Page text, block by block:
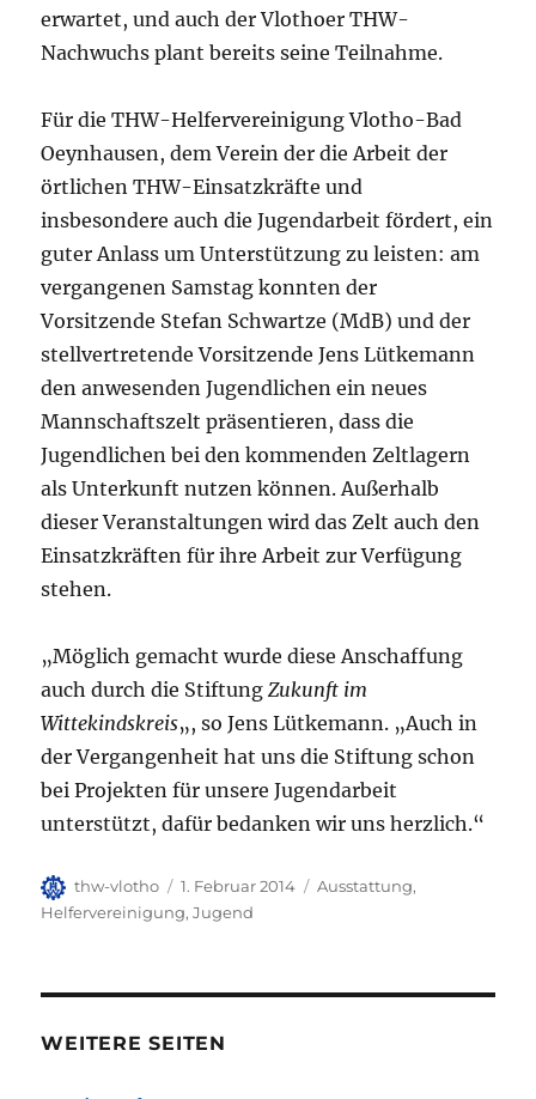
erwartet, und auch der Vlothoer THW-
Nachwuchs plant bereits seine Teilnahme.
Für die THW-Helfervereinigung Vlotho-Bad
Oeynhausen, dem Verein der die Arbeit der
örtlichen THW-Einsatzkräfte und
insbesondere auch die Jugendarbeit fördert, ein
guter Anlass um Unterstützung zu leisten: am
vergangenen Samstag konnten der
Vorsitzende Stefan Schwartze (MdB) und der
stellvertretende Vorsitzende Jens Lütkemann
den anwesenden Jugendlichen ein neues
Mannschaftszelt präsentieren, dass die
Jugendlichen bei den kommenden Zeltlagern
als Unterkunft nutzen können. Außerhalb
dieser Veranstaltungen wird das Zelt auch den
Einsatzkräften für ihre Arbeit zur Verfügung
stehen.
„Möglich gemacht wurde diese Anschaffung
auch durch die StiftungZukunft im
Wittekindskreis„, so Jens Lütkemann. „Auch in
der Vergangenheit hat uns die Stiftung schon
bei Projekten für unsere Jugendarbeit
unterstützt, dafür bedanken wir uns herzlich.“
Autor
thw-vlotho
Veröffentlicht
am
1. Februar 2014 Kategorien
Ausstattung,
Helfervereinigung,Jugend
WEITERE SEITEN